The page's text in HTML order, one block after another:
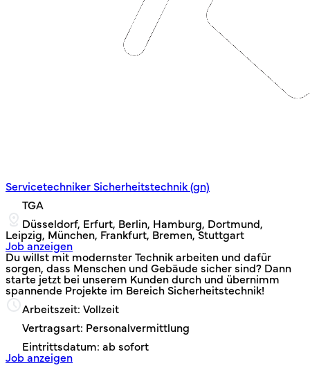
Servicetechniker Sicherheitstechnik (gn)
TGA
Düsseldorf, Erfurt, Berlin, Hamburg, Dortmund,
Leipzig, München, Frankfurt, Bremen, Stuttgart
Job anzeigen
Du willst mit modernster Technik arbeiten und dafür
sorgen, dass Menschen und Gebäude sicher sind? Dann
starte jetzt bei unserem Kunden durch und übernimm
spannende Projekte im Bereich Sicherheitstechnik!
Arbeitszeit: Vollzeit
Vertragsart: Personalvermittlung
Eintrittsdatum: ab sofort
Job anzeigen